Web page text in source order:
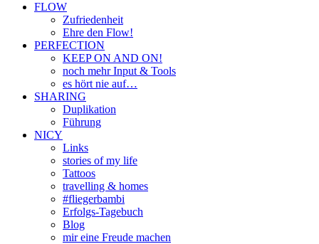
FLOW
Zufriedenheit
Ehre den Flow!
PERFECTION
KEEP ON AND ON!
noch mehr Input & Tools
es hört nie auf…
SHARING
Duplikation
Führung
NICY
Links
stories of my life
Tattoos
travelling & homes
#fliegerbambi
Erfolgs-Tagebuch
Blog
mir eine Freude machen